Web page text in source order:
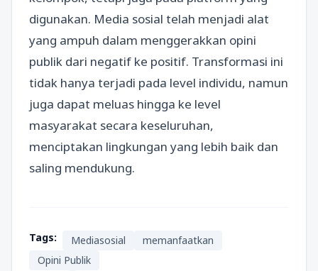
digunakan. Media sosial telah menjadi alat
yang ampuh dalam menggerakkan opini
publik dari negatif ke positif. Transformasi ini
tidak hanya terjadi pada level individu, namun
juga dapat meluas hingga ke level
masyarakat secara keseluruhan,
menciptakan lingkungan yang lebih baik dan
saling mendukung.
Tags: Mediasosial
memanfaatkan
Opini Publik